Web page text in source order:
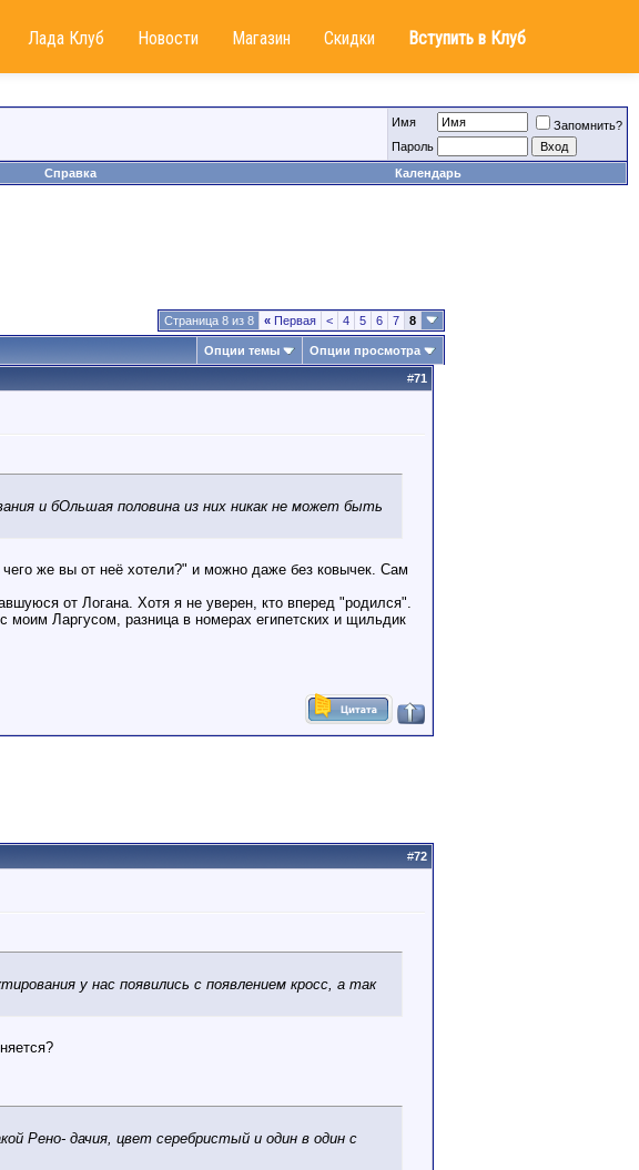
Лада Клуб Новости Магазин Скидки Вступить в Клуб
Имя
Запомнить?
Пароль
Справка Календарь
Страница 8 из 8 « Первая < 4 5 6 7 8
Опции темы Опции просмотра
#71
и бОльшая половина из них никак не может быть
же вы от неё хотели?" и можно даже без ковычек. Сам
от Логана. Хотя я не уверен, кто вперед "родился".
моим Ларгусом, разница в номерах египетских и щильдик
#72
у нас появились с появлением кросс, а так
Рено- дачия, цвет серебристый и один в один с